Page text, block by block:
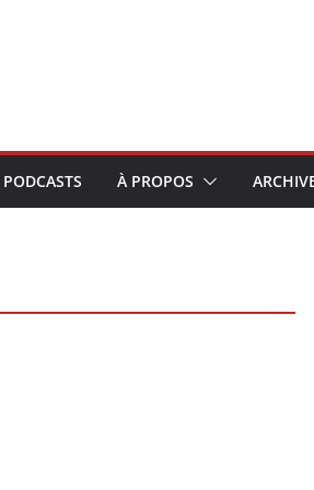
PODCASTS À PROPOS